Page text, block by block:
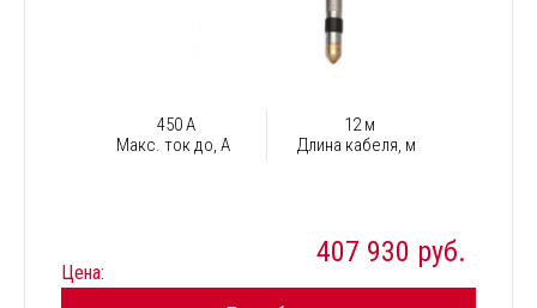
450 А
Макс. ток до, А
12 м
Длина кабеля, м
Цена:
407 930 руб.